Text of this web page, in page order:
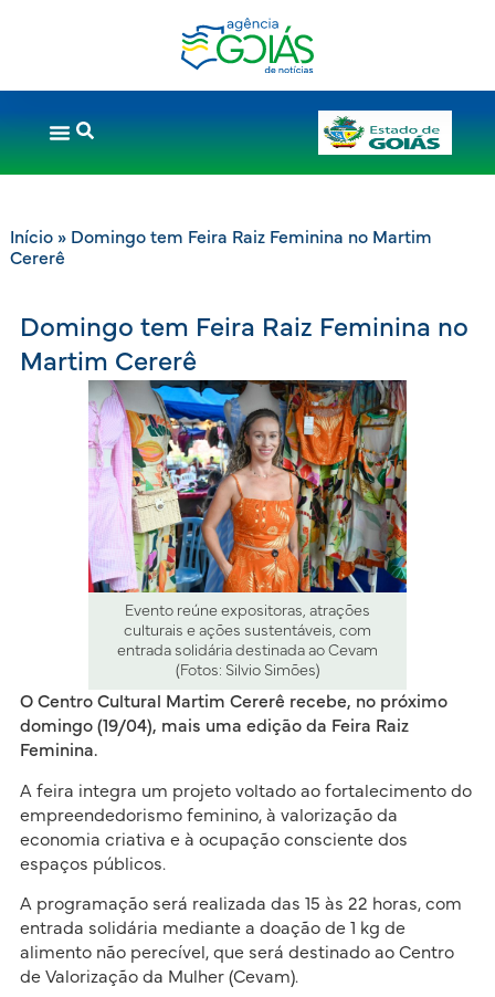
Início» Domingo tem Feira Raiz Feminina no Martim
Cererê
Domingo tem Feira Raiz Feminina no
Martim Cererê
Evento reúne expositoras, atrações
culturais e ações sustentáveis, com
entrada solidária destinada ao Cevam
(Fotos: Silvio Simões)
O Centro Cultural Martim Cererê recebe, no próximo
domingo (19/04), mais uma edição da Feira Raiz
Feminina.
A feira integra um projeto voltado ao fortalecimento do
empreendedorismo feminino, à valorização da
economia criativa e à ocupação consciente dos
espaços públicos.
A programação será realizada das 15 às 22 horas, com
entrada solidária mediante a doação de 1 kg de
alimento não perecível, que será destinado ao Centro
de Valorização da Mulher (Cevam).